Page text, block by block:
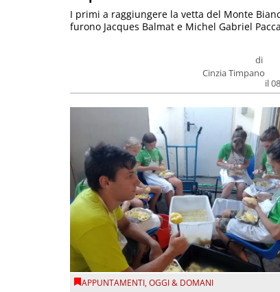
di
Cinzia Timpano
il
I primi a raggiungere la vetta del Monte
furono Jacques Balmat e Michel Gabriel
APPUNTAMENTI,OGGI & DOMANI